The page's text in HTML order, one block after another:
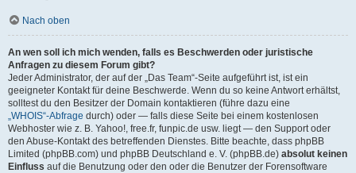
Nach oben
An wen soll ich mich wenden, falls es Beschwerden oder juristische
Anfragen zu diesem Forum gibt?
Jeder Administrator, der auf der „Das Team“-Seite aufgeführt ist, ist ein
geeigneter Kontakt für deine Beschwerde. Wenn du so keine Antwort erhältst,
solltest du den Besitzer der Domain kontaktieren (führe dazu eine
„WHOIS“-Abfrage durch) oder — falls diese Seite bei einem kostenlosen
Webhoster wie z. B. Yahoo!, free.fr, funpic.de usw. liegt — den Support oder
den Abuse-Kontakt des betreffenden Dienstes. Bitte beachte, dass phpBB
Limited (phpBB.com) und phpBB Deutschland e. V. (phpBB.de) absolut keinen
Einfluss auf die Benutzung oder den oder die Benutzer der Forensoftware